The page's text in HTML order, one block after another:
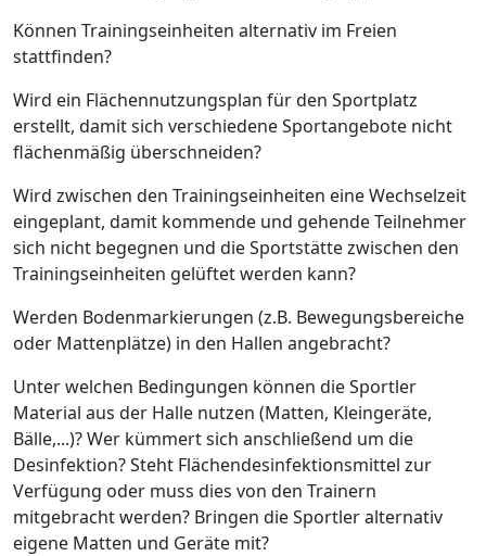
Können Trainingseinheiten alternativ im Freien
stattfinden?
Wird ein Flächennutzungsplan für den Sportplatz
erstellt, damit sich verschiedene Sportangebote nicht
flächenmäßig überschneiden?
Wird zwischen den Trainingseinheiten eine Wechselzeit
eingeplant, damit kommende und gehende Teilnehmer
sich nicht begegnen und die Sportstätte zwischen den
Trainingseinheiten gelüftet werden kann?
Werden Bodenmarkierungen (z.B. Bewegungsbereiche
oder Mattenplätze) in den Hallen angebracht?
Unter welchen Bedingungen können die Sportler
Material aus der Halle nutzen (Matten, Kleingeräte,
Bälle,...)? Wer kümmert sich anschließend um die
Desinfektion? Steht Flächendesinfektionsmittel zur
Verfügung oder muss dies von den Trainern
mitgebracht werden? Bringen die Sportler alternativ
eigene Matten und Geräte mit?